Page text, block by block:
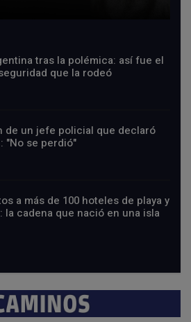
tras la polémica: así fue el
que la rodeó
de un jefe policial que declaró
"No se perdió"
a más de 100 hoteles de playa y
cadena que nació en una isla